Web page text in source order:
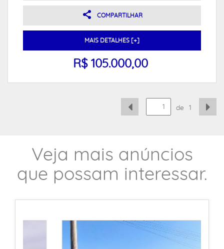
COMPARTILHAR
MAIS DETALHES [+]
R$ 105.000,00
de 1
Veja mais anúncios
que possam interessar.